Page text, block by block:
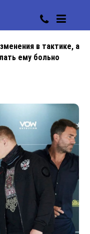
в тактике, а
ему больно